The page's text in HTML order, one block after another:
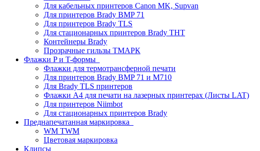
Для кабельных принтеров Canon MK, Supvan
Для принтеров Brady BMP 71
Для принтеров Brady TLS
Для стационарных принтеров Brady THT
Контейнеры Brady
Прозрачные гильзы ТМАРК
Флажки P и T-формы
Флажки для термотрансферной печати
Для принтеров Brady BMP 71 и M710
Для Brady TLS принтеров
Флажки A4 для печати на лазерных принтерах (Листы LAT)
Для принтеров Niimbot
Для стационарных принтеров Brady
Преднапечатанная маркировка
WM TWM
Цветовая маркировка
Клипсы